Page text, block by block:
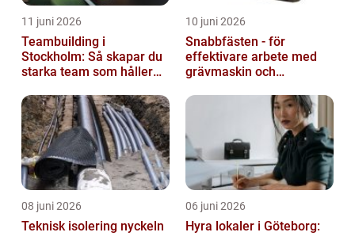
11 juni 2026
Teambuilding i
Stockholm: Så skapar du
starka team som håller
10 juni 2026
Snabbfästen - för
effektivare arbete med
grävmaskin och
08 juni 2026
Teknisk isolering nyckeln
06 juni 2026
Hyra lokaler i Göteborg: